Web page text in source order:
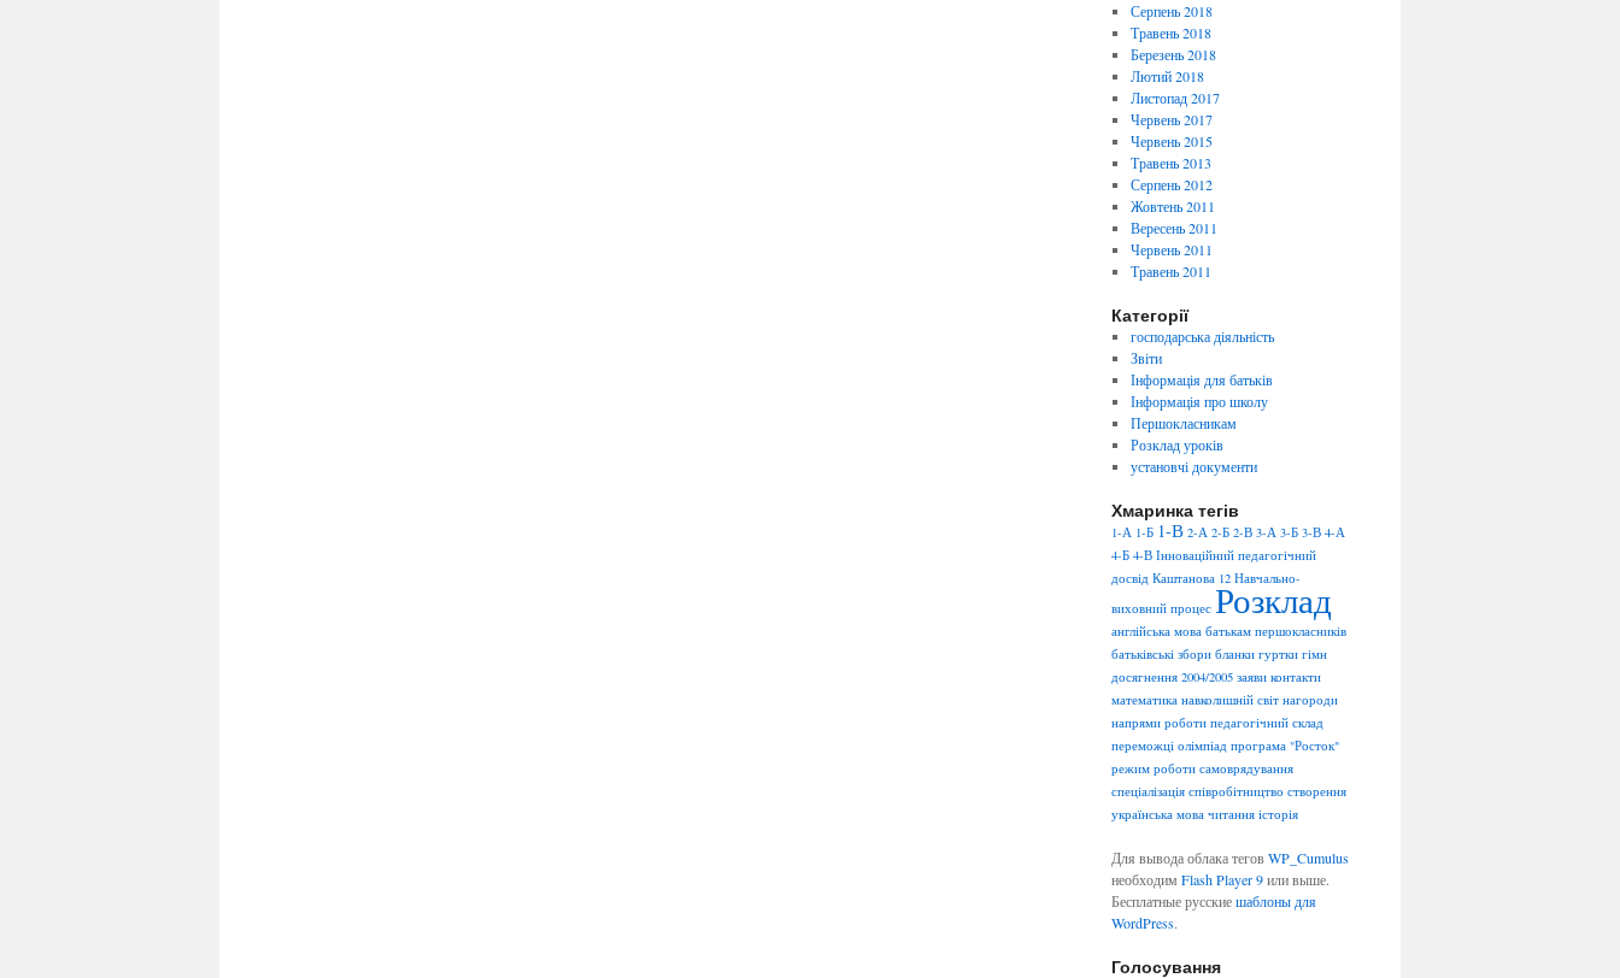
Серпень 2018
Травень 2018
Березень 2018
Лютий 2018
Листопад 2017
Червень 2017
Червень 2015
Травень 2013
Серпень 2012
Жовтень 2011
Вересень 2011
Червень 2011
Травень 2011
Категорії
господарська діяльність
Звіти
Інформація для батьків
Інформація про школу
Першокласникам
Розклад уроків
установчі документи
Хмаринка тегів
1-А 1-Б 1-В 2-А 2-Б 2-В 3-А 3-Б 3-В 4-А
4-Б 4-В Інноваційний педагогічний
досвід Каштанова 12 Навчально-
виховний процес Розклад
англійська мова батькам першокласників
батьківські збори бланки гуртки гімн
досягнення 2004/2005 заяви контакти
математика навколишній світ нагороди
напрями роботи педагогічний склад
переможці олімпіад програма "Росток"
режим роботи самоврядування
спеціалізація співробітництво створення
українська мова читання історія
Для вывода облака теговWP_Cumulus
необходим Flash Player 9или выше.
Бесплатные русскиешаблоны для
WordPress.
Голосування